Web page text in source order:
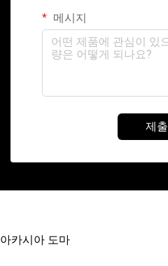
메시지
제출
아카시아 도마